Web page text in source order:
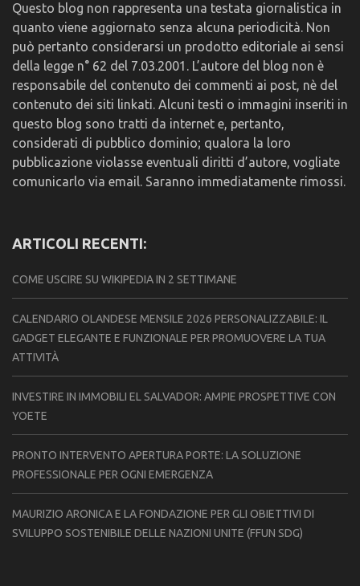
Questo blog non rappresenta una testata giornalistica in
quanto viene aggiornato senza alcuna periodicità. Non
può pertanto considerarsi un prodotto editoriale ai sensi
della legge n° 62 del 7.03.2001. L’autore del blog non è
responsabile del contenuto dei commenti ai post, nè del
contenuto dei siti linkati. Alcuni testi o immagini inseriti in
questo blog sono tratti da internet e, pertanto,
considerati di pubblico dominio; qualora la loro
pubblicazione violasse eventuali diritti d’autore, vogliate
comunicarlo via email. Saranno immediatamente rimossi.
ARTICOLI RECENTI:
COME USCIRE SU WIKIPEDIA IN 2 SETTIMANE
CALENDARIO OLANDESE MENSILE 2026 PERSONALIZZABILE: IL
GADGET ELEGANTE E FUNZIONALE PER PROMUOVERE LA TUA
ATTIVITÀ
INVESTIRE IN IMMOBILI EL SALVADOR: AMPIE PROSPETTIVE CON
YOETE
PRONTO INTERVENTO APERTURA PORTE: LA SOLUZIONE
PROFESSIONALE PER OGNI EMERGENZA
MAURIZIO ARONICA E LA FONDAZIONE PER GLI OBIETTIVI DI
SVILUPPO SOSTENIBILE DELLE NAZIONI UNITE (FFUN SDG)